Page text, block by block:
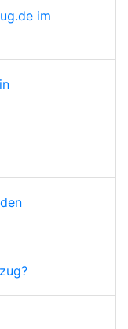
im